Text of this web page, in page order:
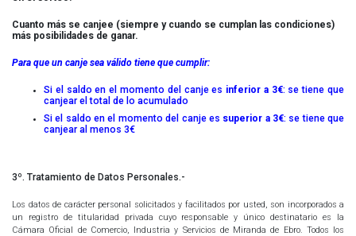
Cuanto más se canjee (siempre y cuando se cumplan las condiciones)
más posibilidades de ganar.
Para que un canje sea válido tiene que cumplir:
Si el saldo en el momento del canje es inferior a 3€: se tiene que
canjear el total de lo acumulado
Si el saldo en el momento del canje es superior a 3€: se tiene que
canjear al menos 3€
3º. Tratamiento de Datos Personales.-
Los datos de carácter personal solicitados y facilitados por usted, son incorporados a
un registro de titularidad privada cuyo responsable y único destinatario es la
Cámara Oficial de Comercio, Industria y Servicios de Miranda de Ebro. Todos los